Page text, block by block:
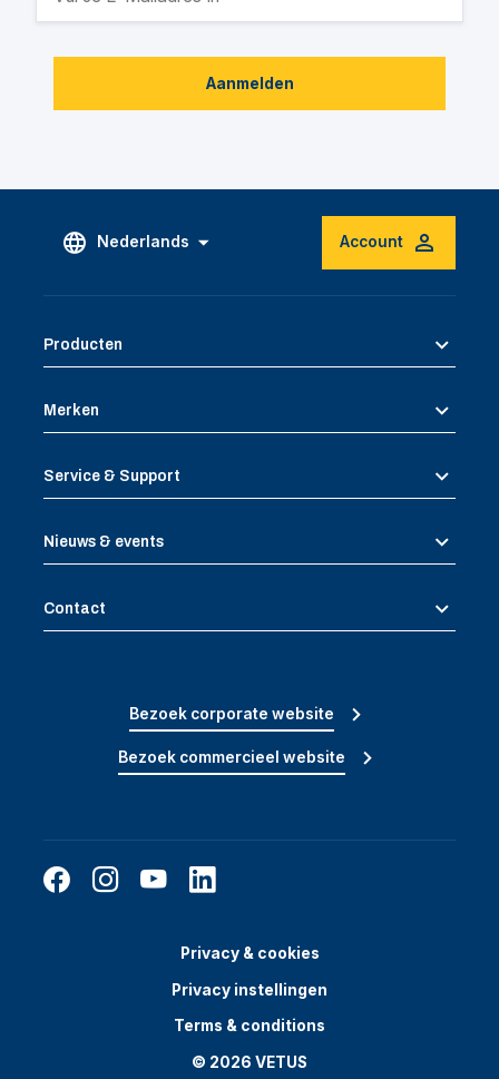
Aanmelden
Nederlands Account
Producten
Merken
Service & Support
Nieuws & events
Contact
Bezoek corporate website
Bezoek commercieel website
Privacy & cookies
Privacy instellingen
Terms & conditions
© 2026 VETUS